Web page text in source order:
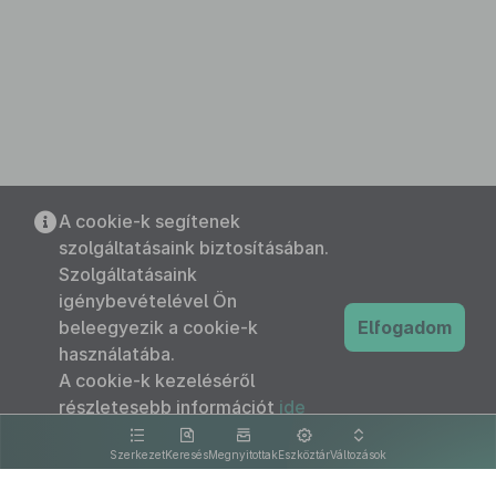
SzerkezetKeresésMegnyitottakEszköztárVáltozások
A cookie-k segítenek
szolgáltatásaink biztosításában.
Szolgáltatásaink
igénybevételével Ön
beleegyezik a cookie-k
használatába.
A cookie-k kezeléséről
részletesebb információt ide
kattintva olvashat.
Elfogadom